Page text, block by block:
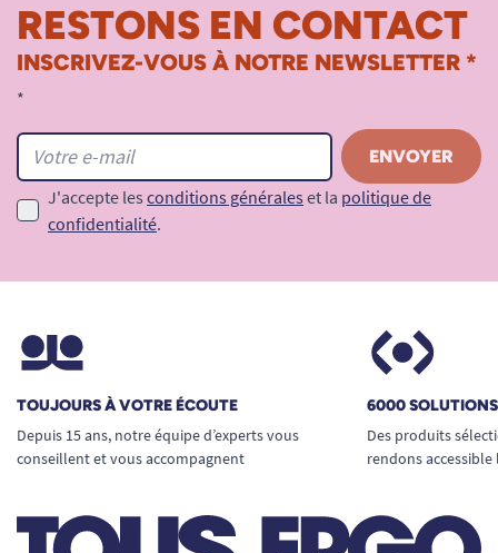
RESTONS EN CONTACT
INSCRIVEZ-VOUS À NOTRE NEWSLETTER *
*
J'accepte les conditions générales et la politique de
confidentialité.
TOUJOURS À VOTRE ÉCOUTE
Depuis 15 ans, notre équipe d’experts vous
conseillent et vous accompagnent
6000
Des produits
rendons